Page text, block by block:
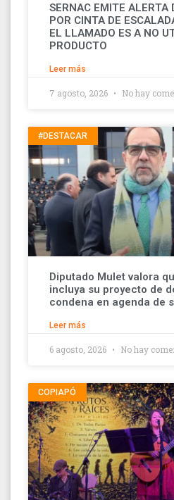
SERNAC EMITE ALERTA
POR CINTA DE
EL LLAMADO ES A NO
PRODUCTO
Leer más
7 agosto, 2026 No hay
#DESTACAR
Diputado Mulet valora
incluya su proyecto de
condena en agenda de
Leer más
6 agosto, 2026 No hay
COPIAPÓ